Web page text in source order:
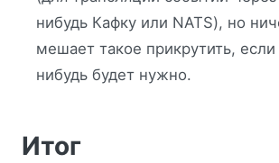
нибудь Кафку или NATS), но
мешает такое прикрутить,
нибудь будет нужно.
Итог